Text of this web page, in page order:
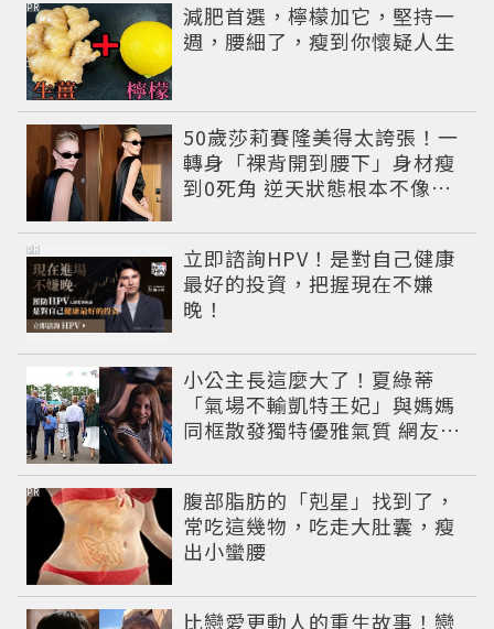
減肥首選，檸檬加它，堅持一
週，腰細了，瘦到你懷疑人生
PR
50歲莎莉賽隆美得太誇張！一
轉身「裸背開到腰下」身材瘦
到0死角 逆天狀態根本不像年
立即諮詢HPV！是對自己健康
最好的投資，把握現在不嫌
晚！
PR
小公主長這麼大了！夏綠蒂
「氣場不輸凱特王妃」與媽媽
同框散發獨特優雅氣質 網友狂
腹部脂肪的「剋星」找到了，
常吃這幾物，吃走大肚囊，瘦
出小蠻腰
PR
比戀愛更動人的重生故事！戀